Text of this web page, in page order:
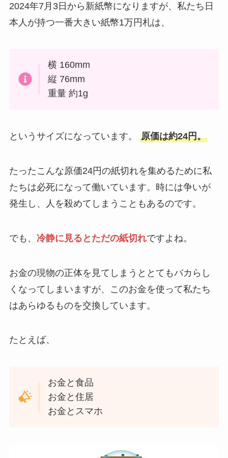
2024年7月3日から新紙幣になりますが、私たち日
本人が持つ一番大きい紙幣1万円札は、
横 160mm
縦 76mm
重量 約1g
というサイズになっています。 原価は約24円。
たったこんな原価24円の紙切れを集めるために私
たちは必死になって働いています。時には争いが
発生し、人を殺めてしまうこともあるのです。
でも、 冷静に見るとただの紙切れですよね。
お金の現物の正体を見てしまうととてもバカらし
くなってしまいますが、このお金を使って私たち
はあらゆるものを交換しています。
たとえば、
お金と食品
お金と住居
お金とスマホ